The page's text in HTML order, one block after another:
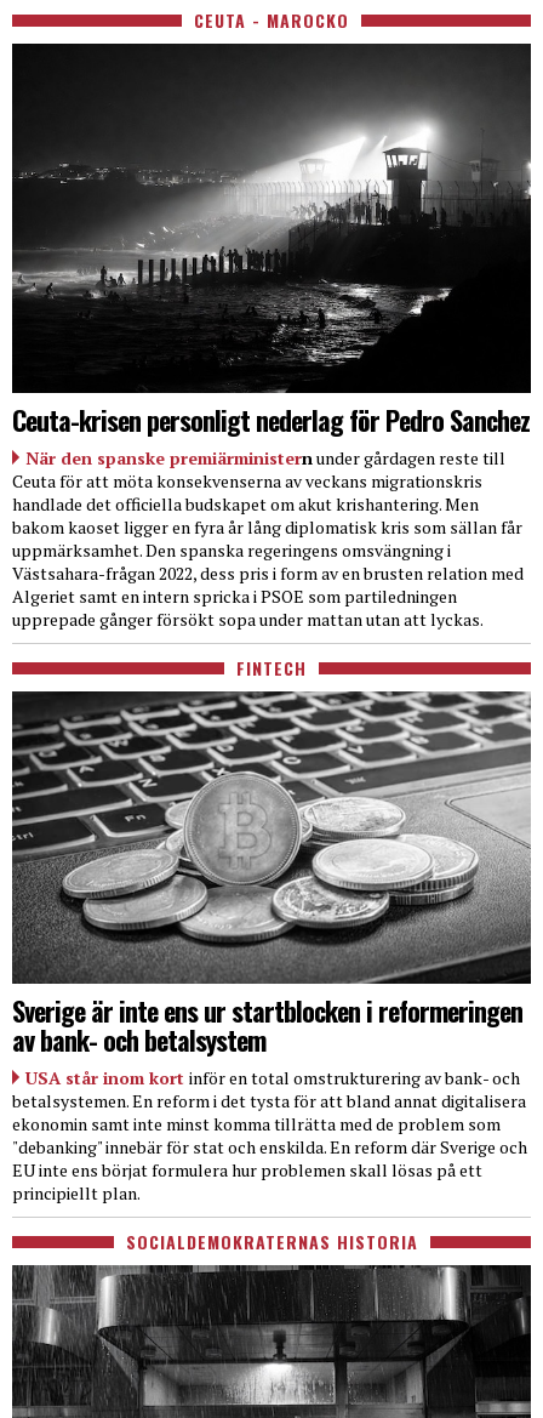
CEUTA - MAROCKO
Ceuta-krisen personligt nederlag för Pedro Sanchez
När den spanske premiärministernunder gårdagen reste till
Ceuta för att möta konsekvenserna av veckans migrationskris
handlade det officiella budskapet om akut krishantering. Men
bakom kaoset ligger en fyra år lång diplomatisk kris som sällan får
uppmärksamhet. Den spanska regeringens omsvängning i
Västsahara-frågan 2022, dess pris i form av en brusten relation med
Algeriet samt en intern spricka i PSOE som partiledningen
upprepade gånger försökt sopa under mattan utan att lyckas.
FINTECH
Sverige är inte ens ur startblocken i reformeringen
av bank- och betalsystem
USA står inom kort inför en total omstrukturering av bank- och
betalsystemen. En reform i det tysta för att bland annat digitalisera
ekonomin samt inte minst komma tillrätta med de problem som
"debanking" innebär för stat och enskilda. En reform där Sverige och
EU inte ens börjat formulera hur problemen skall lösas på ett
principiellt plan.
SOCIALDEMOKRATERNAS HISTORIA